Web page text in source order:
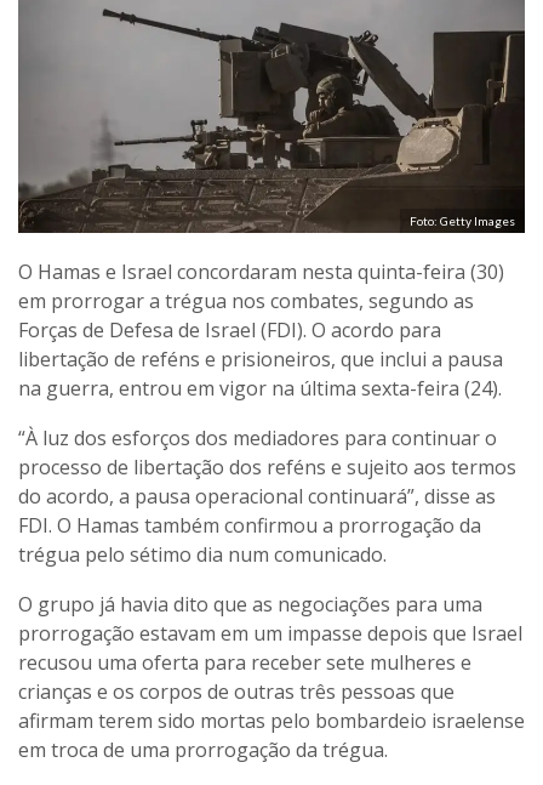
Foto: Getty Images
O Hamas e Israel concordaram nesta quinta-feira (30)
em prorrogar a trégua nos combates, segundo as
Forças de Defesa de Israel (FDI). O acordo para
libertação de reféns e prisioneiros, que inclui a pausa
na guerra, entrou em vigor na última sexta-feira (24).
“À luz dos esforços dos mediadores para continuar o
processo de libertação dos reféns e sujeito aos termos
do acordo, a pausa operacional continuará”, disse as
FDI. O Hamas também confirmou a prorrogação da
trégua pelo sétimo dia num comunicado.
O grupo já havia dito que as negociações para uma
prorrogação estavam em um impasse depois que Israel
recusou uma oferta para receber sete mulheres e
crianças e os corpos de outras três pessoas que
afirmam terem sido mortas pelo bombardeio israelense
em troca de uma prorrogação da trégua.